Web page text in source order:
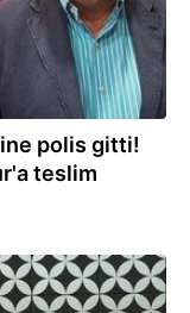
polis gitti!
teslim